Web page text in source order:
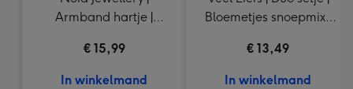
Armband hartje |
€ 15,99
In winkelmand
Bloemetjes snoepmix |
€ 13,49
In winkelmand